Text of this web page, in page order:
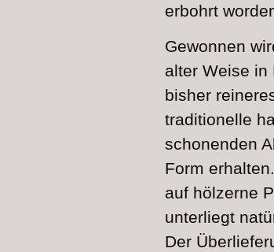
erbohrt
Gewonnen
alter Weise in
bisher
traditionelle
schonenden
Form
auf hölzerne
unterliegt
Der